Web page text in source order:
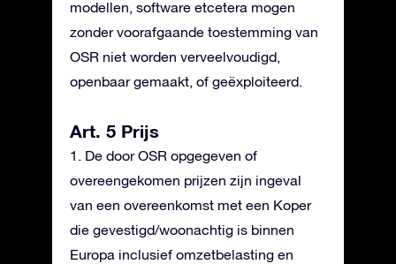
modellen, software etcetera mogen
zonder voorafgaande toestemming van
OSR niet worden verveelvoudigd,
openbaar gemaakt, of geëxploiteerd.
Art. 5 Prijs
1. De door OSR opgegeven of
overeengekomen prijzen zijn ingeval
van een overeenkomst met een Koper
die gevestigd/woonachtig is binnen
Europa inclusief omzetbelasting en